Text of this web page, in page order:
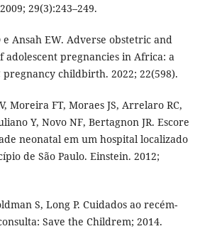
29(3):243–249.
Ansah EW. Adverse obstetric and
adolescent pregnancies in Africa: a
pregnancy childbirth. 2022; 22(598).
Moreira FT, Moraes JS, Arrelaro RC,
Y, Novo NF, Bertagnon JR. Escore
neonatal em um hospital localizado
de São Paulo. Einstein. 2012;
S, Long P. Cuidados ao recém-
Save the Childrem; 2014.